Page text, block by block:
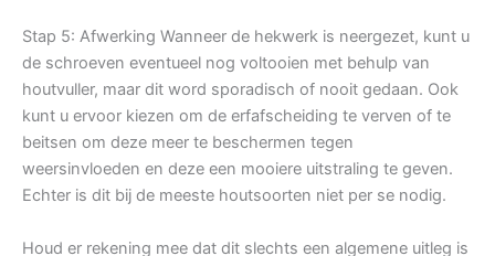
Stap 5: Afwerking Wanneer de hekwerk is neergezet, kunt u
de schroeven eventueel nog voltooien met behulp van
houtvuller, maar dit word sporadisch of nooit gedaan. Ook
kunt u ervoor kiezen om de erfafscheiding te verven of te
beitsen om deze meer te beschermen tegen
weersinvloeden en deze een mooiere uitstraling te geven.
Echter is dit bij de meeste houtsoorten niet per se nodig.
Houd er rekening mee dat dit slechts een algemene uitleg is